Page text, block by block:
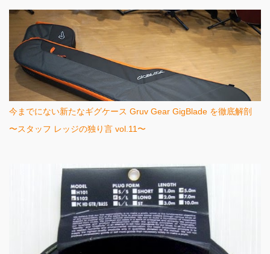
今までにない新たなギグケース Gruv Gear GigBlade を徹底解剖
〜スタッフ レッジの独り言 vol.11〜